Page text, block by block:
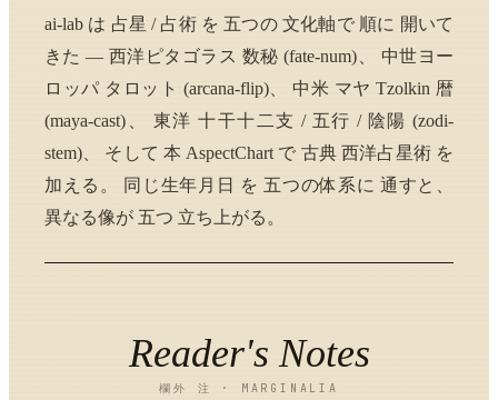
ai-lab は 占星 / 占術 を 五つの 文化軸で 順に 開いて
きた — 西洋ピタゴラス 数秘 (fate-num)、 中世ヨー
ロッパ タロット (arcana-flip)、 中米 マヤ Tzolkin 暦
(maya-cast)、 東洋 十干十二支 / 五行 / 陰陽 (zodi-
stem)、 そして 本 AspectChart で 古典 西洋占星術 を
加える。 同じ生年月日 を 五つの体系に 通すと、
異なる像が 五つ 立ち上がる。
Reader's Notes
欄外 注 · MARGINALIA